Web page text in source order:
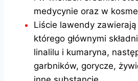
medycynie oraz w
Liście lawendy
którego głównymi
linalilu i kumaryna,
garbników, gorycze,